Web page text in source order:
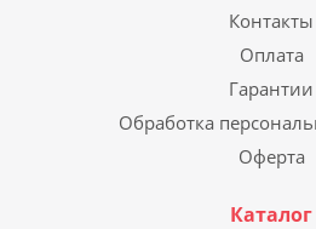
Контакты
Оплата
Гарантии
Обработка
Оферта
Каталог